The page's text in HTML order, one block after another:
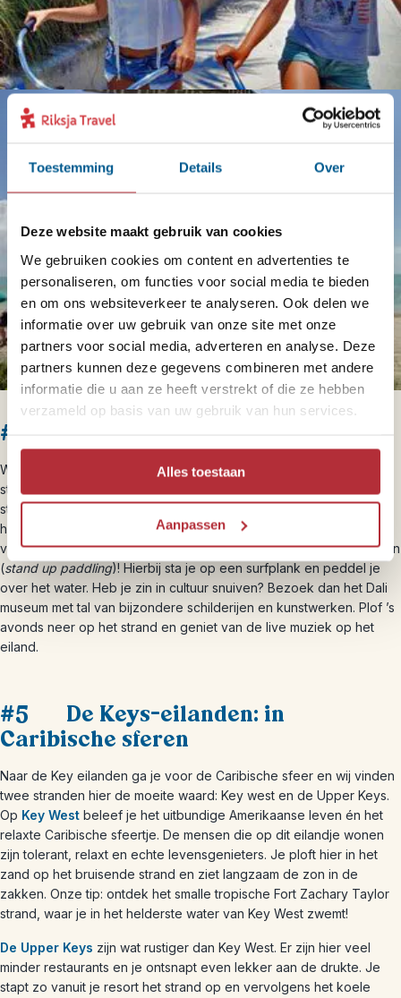
Toestemming Details Over
Deze website maakt gebruik van cookies
We gebruiken cookies om content en advertenties te
personaliseren, om functies voor social media te bieden
en om ons websiteverkeer te analyseren. Ook delen we
informatie over uw gebruik van onze site met onze
partners voor social media, adverteren en analyse. Deze
partners kunnen deze gegevens combineren met andere
informatie die u aan ze heeft verstrekt of die ze hebben
verzameld op basis van uw gebruik van hun services.
Alles toestaan
Aanpassen
#4 Actief bezig in St. Pete’s
Wil je niet de hoofdprijs betalen, maar wil je wel naar hagelwitte
stranden in Florida?
stranden, een knus hotel en gezellige barretjes – maar dat alles
heel betaalbaar. Ga mee met een dolfijnentour of neem zelf een
verfrissende duik in de zee. Wil je actief bezig zijn? Ga dan suppen
(stand up paddling)! Hierbij sta je op een surfplank en peddel je
over het water. Heb je zin in cultuur snuiven? Bezoek dan het Dali
museum met tal van bijzondere schilderijen en kunstwerken. Plof ’s
avonds neer op het strand en geniet van de live muziek op het
eiland.
#5 De Keys-eilanden: in
Caribische sferen
Naar de Key eilanden ga je voor de Caribische sfeer en wij vinden
twee stranden hier de moeite waard: Key west en de Upper Keys.
Op Key West beleef je het uitbundige Amerikaanse leven én het
relaxte Caribische sfeertje. De mensen die op dit eilandje wonen
zijn tolerant, relaxt en echte levensgenieters. Je ploft hier in het
zand op het bruisende strand en ziet langzaam de zon in de
zakken. Onze tip: ontdek het smalle tropische Fort Zachary Taylor
strand, waar je in het helderste water van Key West zwemt!
De Upper Keys zijn wat rustiger dan Key West. Er zijn hier veel
minder restaurants en je ontsnapt even lekker aan de drukte. Je
stapt zo vanuit je resort het strand op en vervolgens het koele